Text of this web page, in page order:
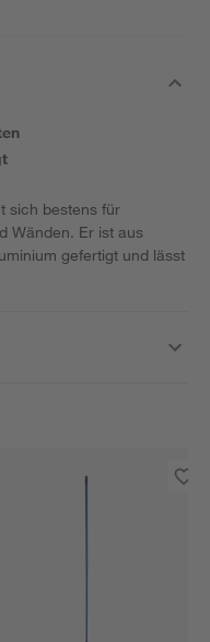
sich bestens für
Wänden. Er ist aus
gefertigt und lässt